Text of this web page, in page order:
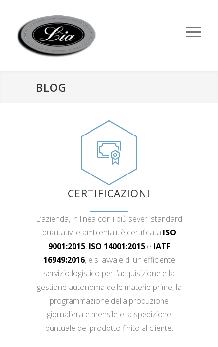
BLOG
CERTIFICAZIONI
L’azienda, in linea con i più severi standard
qualitativi e ambientali, è certificata ISO
9001:2015, ISO 14001:2015e IATF
16949:2016, e si avvale di un efficiente
servizio logistico per l’acquisizione e la
gestione autonoma delle materie prime, la
programmazione della produzione
giornaliera e mensile e la spedizione
puntuale del prodotto finito al cliente.